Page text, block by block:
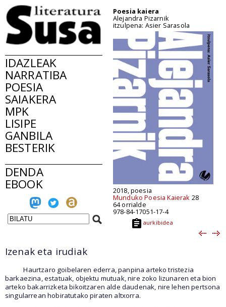
IDAZLEAK
NARRATIBA
POESIA
SAIAKERA
MPK
LISIPE
GANBILA
BESTERIK
DENDA
EBOOK
Poesia kaiera
Alejandra Pizarnik
itzulpena: Asier Sarasola
2018, poesia
Munduko Poesia Kaierak 28
64 orrialde
978-84-17051-17-4
aurkibidea
Izenak eta irudiak
Haurtzaro goibelaren ederra, panpina arteko tristezia
barkaezina, estatuak, objektu mutuak, nire zoko lizunaren eta bion
arteko bakarrizketa bikoitzaren alde daudenak, nire lehen pertsona
singularrean hobiratutako piraten altxorra.